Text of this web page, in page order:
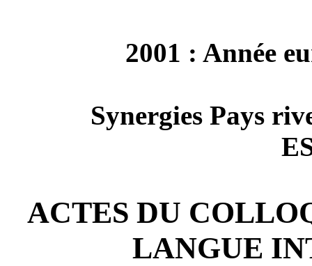
2001 : Année
Synergies Pays
ACTES DU
LANGUE